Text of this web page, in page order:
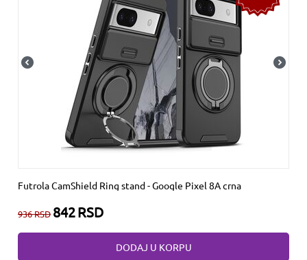
Futrola CamShield Ring stand - Google Pixel 8A crna
936RSD 842RSD
DODAJ U KORPU